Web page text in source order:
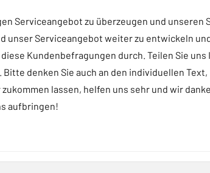
Serviceangebot zu überzeugen und unseren
unser Serviceangebot weiter zu entwickeln
Kundenbefragungen durch. Teilen Sie uns
denken Sie auch an den individuellen Text,
lassen, helfen uns sehr und wir
aufbringen!